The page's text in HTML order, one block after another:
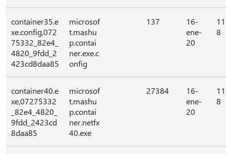
container35.e
xe.config,072
75332_82e4_
4820_9fdd_2
423cd8daa85
microsof
t.mashu
p.contai
ner.exe.c
onfig
137
16-
ene-
20
8
container40.e
xe,07275332
_82e4_4820_
9fdd_2423cd
8daa85
microsof
t.mashu
p.contai
ner.netfx
40.exe
27384
16-
ene-
20
8